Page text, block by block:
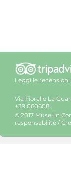
Leggi le recensioni
Via Fiorello La
+39 060608
© 2017 Musei in
responsabilité /